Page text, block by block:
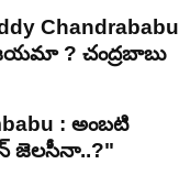
Chandrababu
? చంద్రబాబు
: అంబటి
జెలసీనా..?"